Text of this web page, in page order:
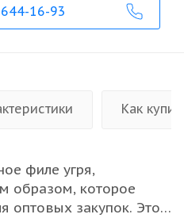
16-93
Как
филе угря,
образом, которое
оптовых закупок. Этот